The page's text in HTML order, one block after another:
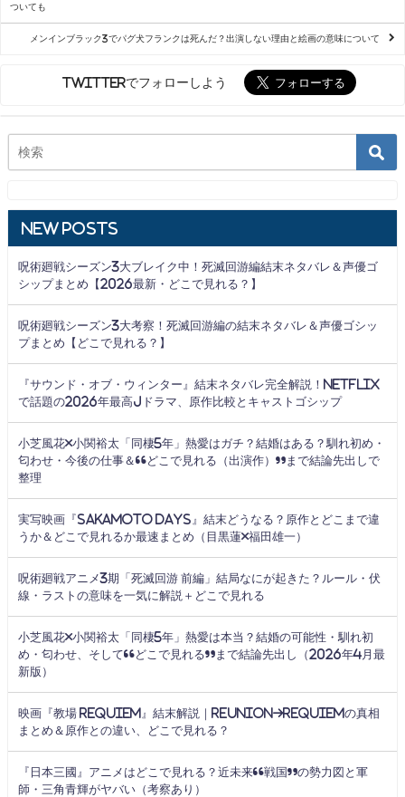
ついても
メンインブラック3でパグ犬フランクは死んだ？出演しない理由と絵画の意味について
Twitterでフォローしよう
New Posts
呪術廻戦シーズン3大ブレイク中！死滅回游編結末ネタバレ＆声優ゴ
シップまとめ【2026最新・どこで見れる？】
呪術廻戦シーズン3大考察！死滅回游編の結末ネタバレ＆声優ゴシッ
プまとめ【どこで見れる？】
『サウンド・オブ・ウィンター』結末ネタバレ完全解説！Netflix
で話題の2026年最高Jドラマ、原作比較とキャストゴシップ
小芝風花×小関裕太「同棲5年」熱愛はガチ？結婚はある？馴れ初め・
匂わせ・今後の仕事＆“どこで見れる（出演作）”まで結論先出しで
整理
実写映画『SAKAMOTO DAYS』結末どうなる？原作とどこまで違
うか＆どこで見れるか最速まとめ（目黒蓮×福田雄一）
呪術廻戦アニメ3期「死滅回游 前編」結局なにが起きた？ルール・伏
線・ラストの意味を一気に解説＋どこで見れる
小芝風花×小関裕太「同棲5年」熱愛は本当？結婚の可能性・馴れ初
め・匂わせ、そして“どこで見れる”まで結論先出し（2026年4月最
新版）
映画『教場 Requiem』結末解説｜Reunion→Requiemの真相
まとめ＆原作との違い、どこで見れる？
『日本三國』アニメはどこで見れる？近未来“戦国”の勢力図と軍
師・三角青輝がヤバい（考察あり）